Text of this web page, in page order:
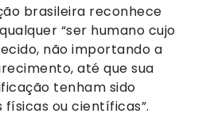
brasileira reconhece
“ser humano cujo
não importando a
até que sua
tenham sido
ou científicas”.